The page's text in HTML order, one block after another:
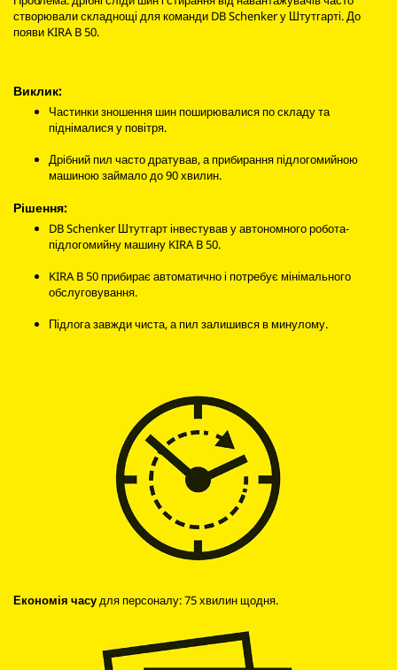
створювали складнощі для команди DB Schenker у Штутгарті. До
появи KIRA B 50.
Виклик:
Частинки зношення шин поширювалися по складу та
піднімалися у повітря.
Дрібний пил часто дратував, а прибирання підлогомийною
машиною займало до 90 хвилин.
Рішення:
DB Schenker Штутгарт інвестував у автономного робота-
підлогомийну машину KIRA B 50.
KIRA B 50 прибирає автоматично і потребує мінімального
обслуговування.
Підлога завжди чиста, а пил залишився в минулому.
Економія часудля персоналу: 75 хвилин щодня.